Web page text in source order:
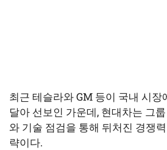
최근 테슬라와 GM 등이 국내 시장
달아 선보인 가운데, 현대차는 그
와 기술 점검을 통해 뒤처진 경쟁
략이다.